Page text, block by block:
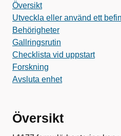
Översikt
Utveckla eller använd ett
Behörigheter
Gallringsrutin
Checklista vid uppstart
Forskning
Avsluta enhet
Översikt